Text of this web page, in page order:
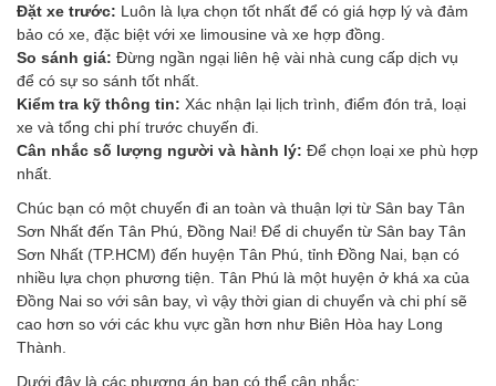
Đặt xe trước: Luôn là lựa chọn tốt nhất để có giá hợp lý và đảm
bảo có xe, đặc biệt với xe limousine và xe hợp đồng.
So sánh giá: Đừng ngần ngại liên hệ vài nhà cung cấp dịch vụ
để có sự so sánh tốt nhất.
Kiểm tra kỹ thông tin: Xác nhận lại lịch trình, điểm đón trả, loại
xe và tổng chi phí trước chuyến đi.
Cân nhắc số lượng người và hành lý: Để chọn loại xe phù hợp
nhất.
Chúc bạn có một chuyến đi an toàn và thuận lợi từ Sân bay Tân
Sơn Nhất đến Tân Phú, Đồng Nai! Để di chuyển từ Sân bay Tân
Sơn Nhất (TP.HCM) đến huyện Tân Phú, tỉnh Đồng Nai, bạn có
nhiều lựa chọn phương tiện. Tân Phú là một huyện ở khá xa của
Đồng Nai so với sân bay, vì vậy thời gian di chuyển và chi phí sẽ
cao hơn so với các khu vực gần hơn như Biên Hòa hay Long
Thành.
Dưới đây là các phương án bạn có thể cân nhắc: